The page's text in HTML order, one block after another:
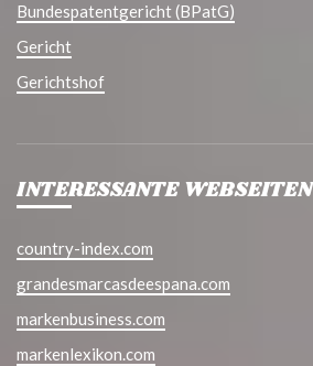
Bundespatentgericht (BPatG)
Gericht
Gerichtshof
INTERESSANTE WEBSEITEN
country-index.com
grandesmarcasdeespana.com
markenbusiness.com
markenlexikon.com